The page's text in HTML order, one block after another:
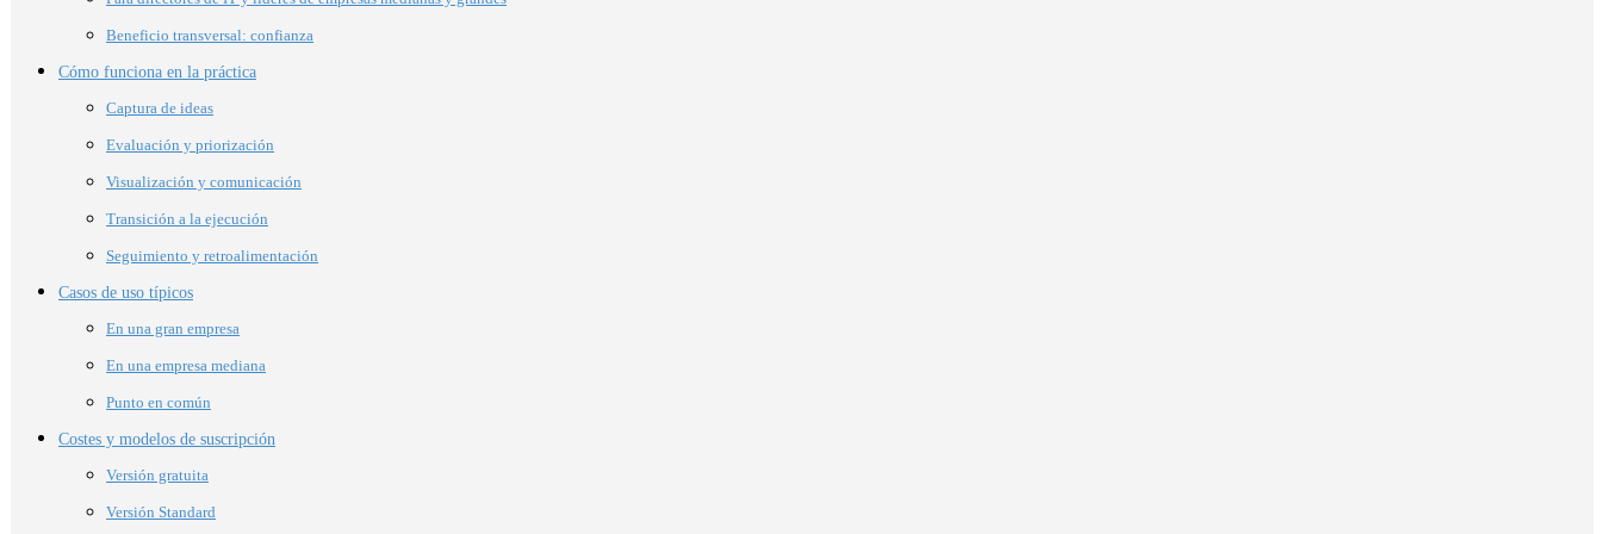
Beneficio transversal: confianza
Cómo funciona en la práctica
Captura de ideas
Evaluación y priorización
Visualización y comunicación
Transición a la ejecución
Seguimiento y retroalimentación
Casos de uso típicos
En una gran empresa
En una empresa mediana
Punto en común
Costes y modelos de suscripción
Versión gratuita
Versión Standard